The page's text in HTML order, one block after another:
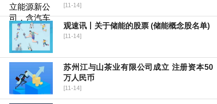
[11-14]
观速讯丨关于储能的股票 (储能概念股名单)
[11-14]
苏州江与山茶业有限公司成立 注册资本50
万人民币
[11-14]